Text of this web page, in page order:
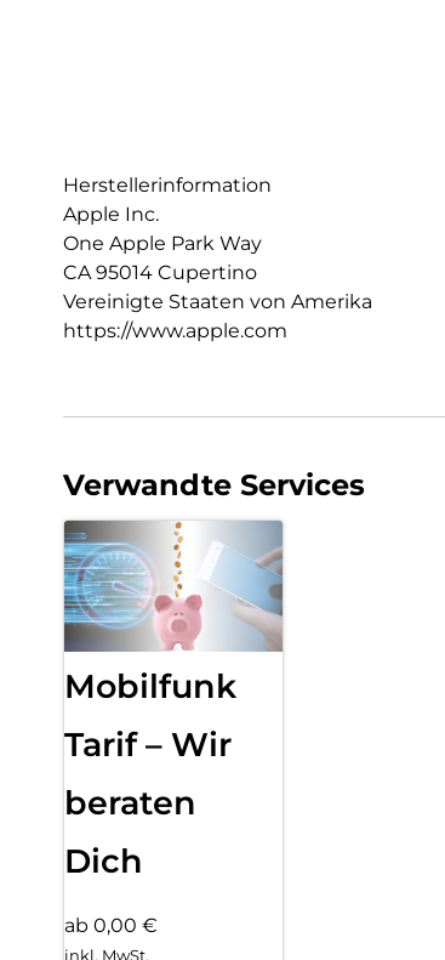
Herstellerinformation
Apple Inc.
One Apple Park Way
CA 95014 Cupertino
Vereinigte Staaten von Amerika
https://www.apple.com
Verwandte Services
Mobilfunk
Tarif – Wir
beraten
Dich
ab 0,00 €
inkl. MwSt.